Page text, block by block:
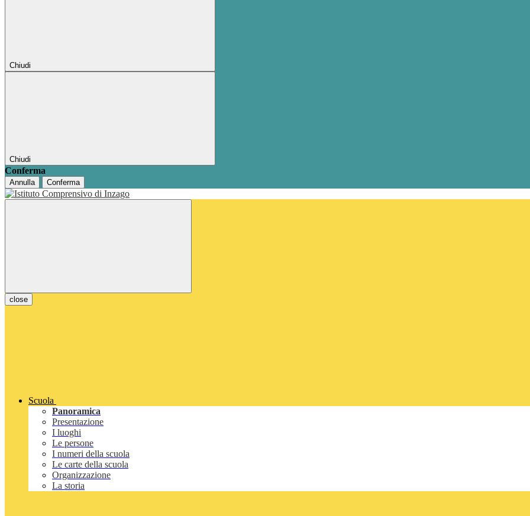
Chiudi
Chiudi
Conferma
Annulla Conferma
close
Scuola
Panoramica
Presentazione
I luoghi
Le persone
I numeri della scuola
Le carte della scuola
Organizzazione
La storia